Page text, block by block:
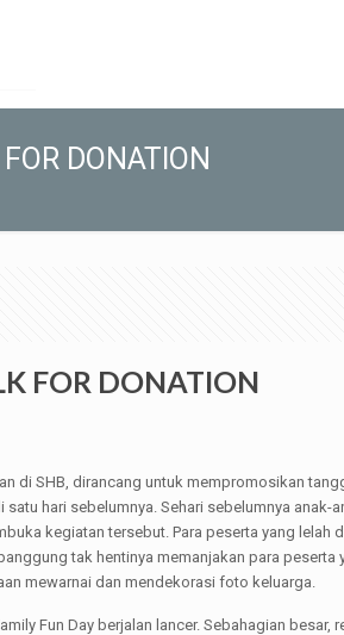
DONATION
FOR DONATION
di SHB, dirancang untuk mempromosikan
hari sebelumnya. Sehari sebelumnya
kegiatan tersebut. Para peserta yang
tak hentinya memanjakan para
mewarnai dan mendekorasi foto keluarga.
Fun Day berjalan lancer. Sebahagian